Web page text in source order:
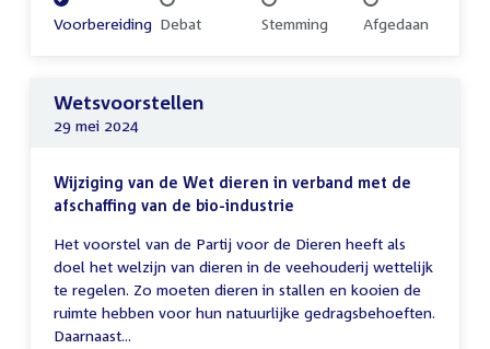
Voltooid:
Voorbereiding Onvoltooid:
Debat Onvoltooid:
Stemming Onvoltooid:
Afgedaan
Wetsvoorstellen
29 mei 2024
Wijziging van de Wet dieren in verband met de
afschaffing van de bio-industrie
Het voorstel van de Partij voor de Dieren heeft als
doel het welzijn van dieren in de veehouderij wettelijk
te regelen. Zo moeten dieren in stallen en kooien de
ruimte hebben voor hun natuurlijke gedragsbehoeften.
Daarnaast...